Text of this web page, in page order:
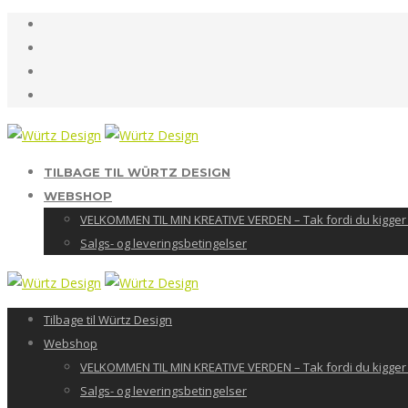
TILBAGE TIL WÜRTZ DESIGN
WEBSHOP
VELKOMMEN TIL MIN KREATIVE VERDEN – Tak fordi du
Salgs- og leveringsbetingelser
Tilbage til Würtz Design
Webshop
VELKOMMEN TIL MIN KREATIVE VERDEN – Tak fordi du
Salgs- og leveringsbetingelser